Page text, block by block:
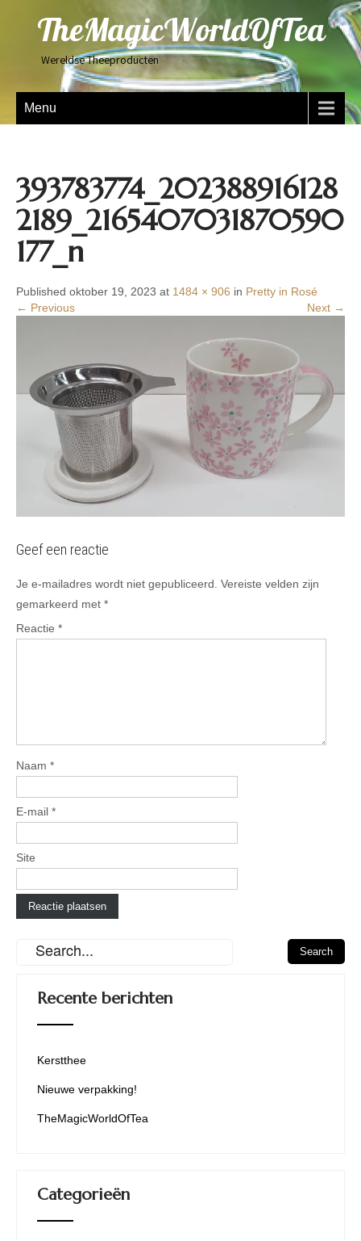
TheMagicWorldOfTea
Wereldse Theeproducten
Menu
393783774_202388916128
2189_2165407031870590
177_n
Published oktober 19, 2023 at 1484 × 906 in Pretty in Rosé
← Previous
Next →
Geef een reactie
Je e-mailadres wordt niet gepubliceerd. Vereiste velden zijn
gemarkeerd met *
Reactie *
Naam *
E-mail *
Site
Recente berichten
Kerstthee
Nieuwe verpakking!
TheMagicWorldOfTea
Categorieën